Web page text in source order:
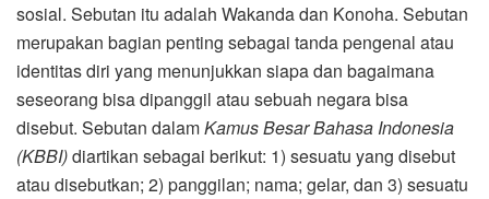
sosial. Sebutan itu adalah Wakanda dan Konoha. Sebutan
merupakan bagian penting sebagai tanda pengenal atau
identitas diri yang menunjukkan siapa dan bagaimana
seseorang bisa dipanggil atau sebuah negara bisa
disebut. Sebutan dalamKamus Besar Bahasa Indonesia
(KBBI)diartikan sebagai berikut: 1) sesuatu yang disebut
atau disebutkan; 2) panggilan; nama; gelar, dan 3) sesuatu